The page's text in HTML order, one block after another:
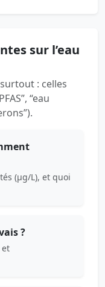
sur l’eau
: celles
“eau
(µg/L), et quoi
?
et